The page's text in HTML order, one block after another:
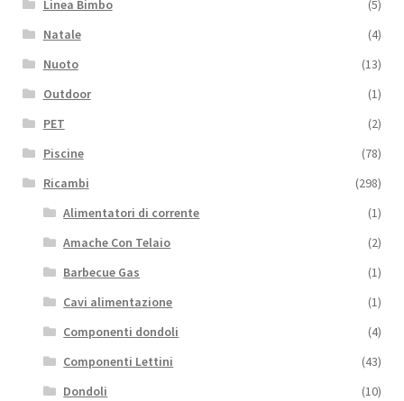
Linea Bimbo
(5)
Natale
(4)
Nuoto
(13)
Outdoor
(1)
PET
(2)
Piscine
(78)
Ricambi
(298)
Alimentatori di corrente
(1)
Amache Con Telaio
(2)
Barbecue Gas
(1)
Cavi alimentazione
(1)
Componenti dondoli
(4)
Componenti Lettini
(43)
Dondoli
(10)